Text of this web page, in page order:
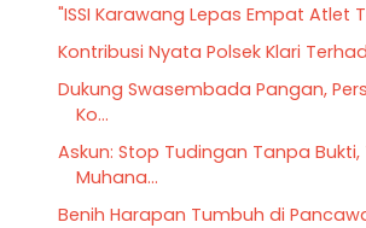
"ISSI Karawang Lepas Empat Atlet
Kontribusi Nyata Polsek Klari
Dukung Swasembada Pangan,
Ko...
Askun: Stop Tudingan Tanpa Bukti,
Muhana...
Benih Harapan Tumbuh di